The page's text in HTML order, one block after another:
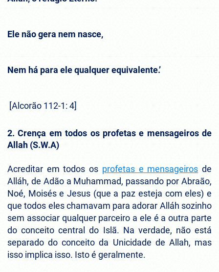
Ele não gera nem nasce,
Nem há para ele qualquer equivalente.’
[Alcorão 112-1: 4]
2. Crença em todos os profetas e mensageiros de
Allah (S.W.A)
Acreditar em todos os profetas e mensageiros de
Alláh, de Adão a Muhammad, passando por Abraão,
Noé, Moisés e Jesus (que a paz esteja com eles) e
que todos eles chamavam para adorar Alláh sozinho
sem associar qualquer parceiro a ele é a outra parte
do conceito central do Islã. Na verdade, não está
separado do conceito da Unicidade de Allah, mas
isso implica isso. Isto é geralmente.